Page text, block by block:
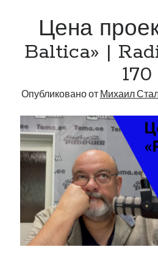
русскоязычное образование сми
т.х. ильвес
фотоотчет
эстония эстонский язык
Михаил Стальнухин:
mstalnuhhin@gmail.com
Отзывы и предложения по блогу:
anton.stalnuhhin@gmail.com
Цена
Baltica» |
170
Опубликовано от Михаил